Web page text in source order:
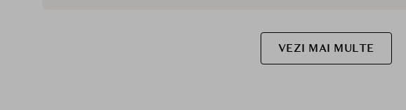
VEZI MAI MULTE